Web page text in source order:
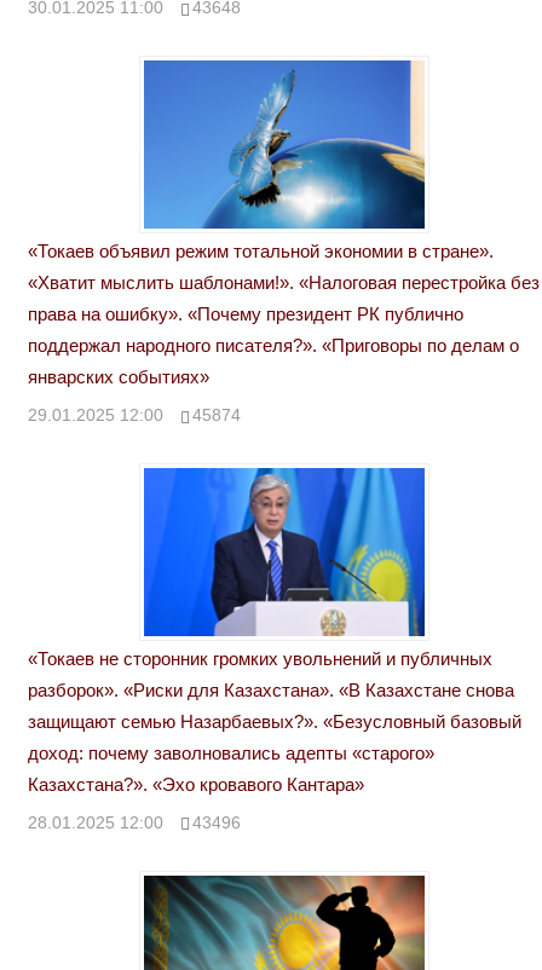
30.01.2025 11:00 43648
«Токаев объявил режим тотальной экономии в стране».
«Хватит мыслить шаблонами!». «Налоговая перестройка без
права на ошибку». «Почему президент РК публично
поддержал народного писателя?». «Приговоры по делам о
январских событиях»
29.01.2025 12:00 45874
«Токаев не сторонник громких увольнений и публичных
разборок». «Риски для Казахстана». «В Казахстане снова
защищают семью Назарбаевых?». «Безусловный базовый
доход: почему заволновались адепты «старого»
Казахстана?». «Эхо кровавого Кантара»
28.01.2025 12:00 43496